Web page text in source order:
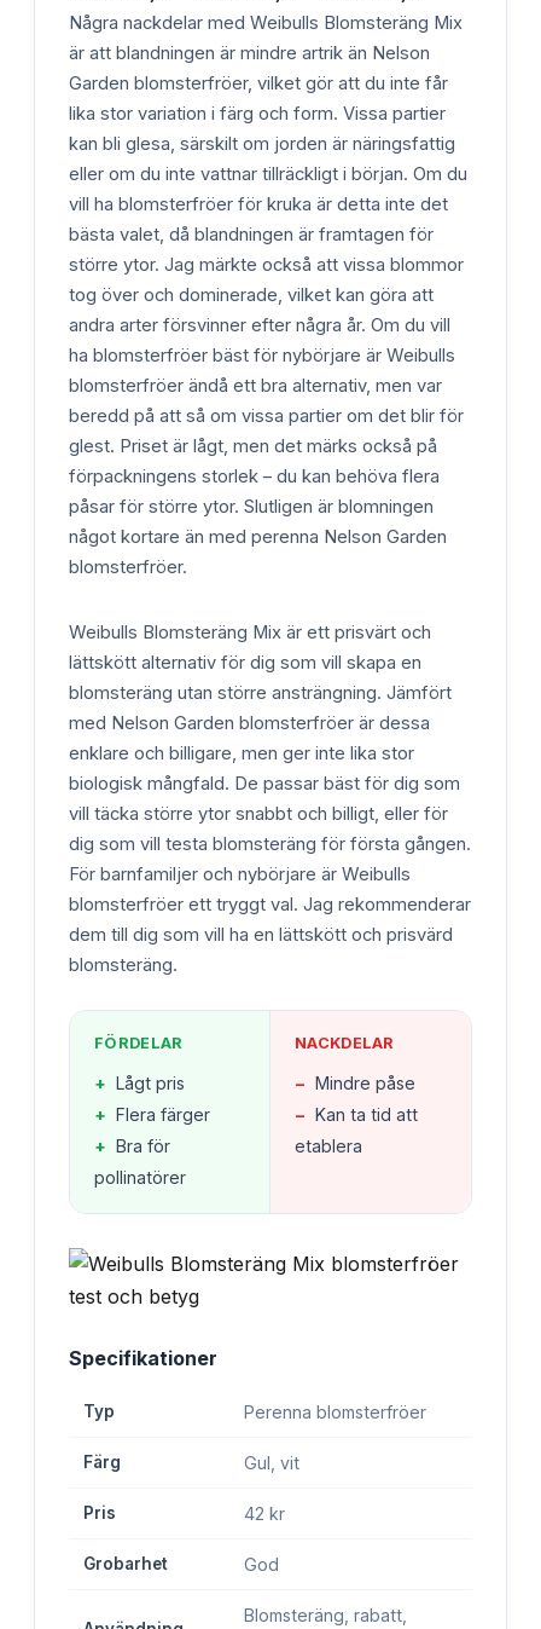
Några nackdelar med Weibulls Blomsteräng Mix
är att blandningen är mindre artrik än Nelson
Garden blomsterfröer, vilket gör att du inte får
lika stor variation i färg och form. Vissa partier
kan bli glesa, särskilt om jorden är näringsfattig
eller om du inte vattnar tillräckligt i början. Om du
vill ha blomsterfröer för kruka är detta inte det
bästa valet, då blandningen är framtagen för
större ytor. Jag märkte också att vissa blommor
tog över och dominerade, vilket kan göra att
andra arter försvinner efter några år. Om du vill
ha blomsterfröer bäst för nybörjare är Weibulls
blomsterfröer ändå ett bra alternativ, men var
beredd på att så om vissa partier om det blir för
glest. Priset är lågt, men det märks också på
förpackningens storlek – du kan behöva flera
påsar för större ytor. Slutligen är blomningen
något kortare än med perenna Nelson Garden
blomsterfröer.
Weibulls Blomsteräng Mix är ett prisvärt och
lättskött alternativ för dig som vill skapa en
blomsteräng utan större ansträngning. Jämfört
med Nelson Garden blomsterfröer är dessa
enklare och billigare, men ger inte lika stor
biologisk mångfald. De passar bäst för dig som
vill täcka större ytor snabbt och billigt, eller för
dig som vill testa blomsteräng för första gången.
För barnfamiljer och nybörjare är Weibulls
blomsterfröer ett tryggt val. Jag rekommenderar
dem till dig som vill ha en lättskött och prisvärd
blomsteräng.
FÖRDELAR
+ Lågt pris
+ Flera färger
+ Bra för
pollinatörer
NACKDELAR
− Mindre påse
− Kan ta tid att
etablera
Specifikationer
Typ Perenna blomsterfröer
Färg Gul, vit
Pris 42 kr
Grobarhet God
Blomsteräng, rabatt,